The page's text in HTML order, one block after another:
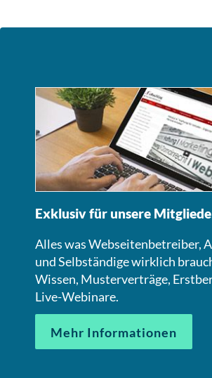
Exklusiv für unsere
Alles was Webseitenbetreiber,
und Selbständige wirklich
Wissen, Musterverträge,
Live-Webinare.
Mehr Informationen